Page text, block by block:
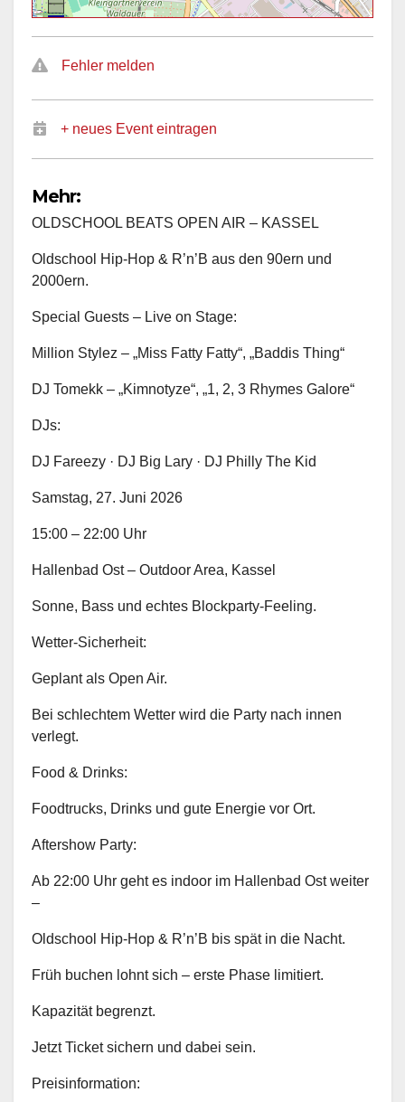
Fehler melden
+ neues Event eintragen
Mehr:
OLDSCHOOL BEATS OPEN AIR – KASSEL
Oldschool Hip-Hop & R’n’B aus den 90ern und
2000ern.
Special Guests – Live on Stage:
Million Stylez – „Miss Fatty Fatty“, „Baddis Thing“
DJ Tomekk – „Kimnotyze“, „1, 2, 3 Rhymes Galore“
DJs:
DJ Fareezy · DJ Big Lary · DJ Philly The Kid
Samstag, 27. Juni 2026
15:00 – 22:00 Uhr
Hallenbad Ost – Outdoor Area, Kassel
Sonne, Bass und echtes Blockparty-Feeling.
Wetter-Sicherheit:
Geplant als Open Air.
Bei schlechtem Wetter wird die Party nach innen
verlegt.
Food & Drinks:
Foodtrucks, Drinks und gute Energie vor Ort.
Aftershow Party:
Ab 22:00 Uhr geht es indoor im Hallenbad Ost weiter
–
Oldschool Hip-Hop & R’n’B bis spät in die Nacht.
Früh buchen lohnt sich – erste Phase limitiert.
Kapazität begrenzt.
Jetzt Ticket sichern und dabei sein.
Preisinformation: